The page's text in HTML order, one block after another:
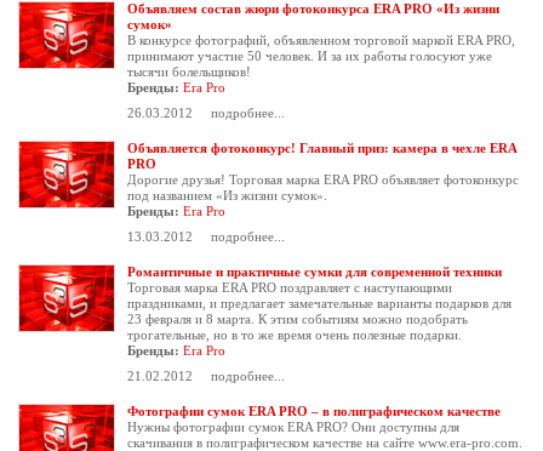
Объявляем состав жюри фотоконкурса ERA PRO «Из жизни
сумок»
В конкурсе фотографий, объявленном торговой маркой ERA PRO,
принимают участие 50 человек. И за их работы голосуют уже
тысячи болельщиков!
Бренды: Era Pro
26.03.2012
подробнее...
Объявляется фотоконкурс! Главный приз: камера в чехле ERA
PRO
Дорогие друзья! Торговая марка ERA PRO объявляет фотоконкурс
под названием «Из жизни сумок».
Бренды: Era Pro
13.03.2012
подробнее...
Романтичные и практичные сумки для современной техники
Торговая марка ERA PRO поздравляет с наступающими
праздниками, и предлагает замечательные варианты подарков для
23 февраля и 8 марта. К этим событиям можно подобрать
трогательные, но в то же время очень полезные подарки.
Бренды: Era Pro
21.02.2012
подробнее...
Фотографии сумок ERA PRO – в полиграфическом качестве
Нужны фотографии сумок ERA PRO? Они доступны для
скачивания в полиграфическом качестве на сайте www.era-pro.com